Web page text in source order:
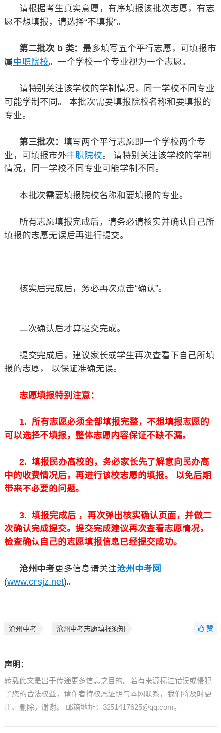
请根据考生真实意愿，有序填报该批次志愿，有志
愿不想填报，请选择“不填报”。
第二批次 b 类： 最多填写五个平行志愿，可填报市
属中职院校。一个学校一个专业视为一个志愿。
请特别关注该学校的学制情况，同一学校不同专业
可能学制不同。 本批次需要填报院校名称和要填报的
专业。
第三批次： 填写两个平行志愿即一个学校两个专
业，可填报市外中职院校。 请特别关注该学校的学制
情况，同一学校不同专业可能学制不同。
本批次需要填报院校名称和要填报的专业。
所有志愿填报完成后，请务必请核实并确认自己所
填报的志愿无误后再进行提交。
核实后完成后，务必再次点击“确认”。
二次确认后才算提交完成。
提交完成后，建议家长或学生再次查看下自己所填
报的志愿， 以保证准确无误。
志愿填报特别注意：
1. 所有志愿必须全部填报完整，不想填报志愿的
可以选择不填报，整体志愿内容保证不缺不漏。
2. 填报民办高校的，务必家长先了解意向民办高
中的收费情况后，再进行该校志愿的填报。 以免后期
带来不必要的问题。
3. 填报完成后 ，再次弹出核实确认页面，并做二
次确认完成提交。提交完成建议再次查看志愿情况，
检查确认自己的志愿填报信息已经提交成功。
沧州中考更多信息请关注沧州中考网
(www.cnsjz.net)。
沧州中考 沧州中考志愿填报须知 赞
声明：
转载此文是出于传递更多信息之目的。若有来源标注错误或侵犯
了您的合法权益，请作者持权属证明与本网联系，我们将及时更
正、删除，谢谢。 邮箱地址：3251417625@qq.com。